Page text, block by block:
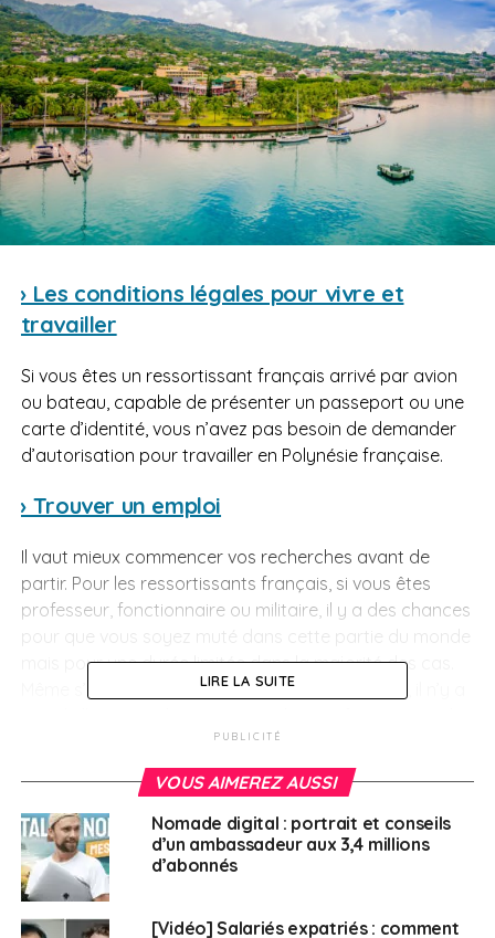
› Les conditions légales pour vivre et
travailler
Si vous êtes un ressortissant français arrivé par avion
ou bateau, capable de présenter un passeport ou une
carte d’identité, vous n’avez pas besoin de demander
d’autorisation pour travailler en Polynésie française.
› Trouver un emploi
Il vaut mieux commencer vos recherches avant de
partir. Pour les ressortissants français, si vous êtes
professeur, fonctionnaire ou militaire, il y a des chances
mais pour une durée limitée dans la majorité des cas.
Même s’il s’agit d’une collectivité liée à la France, il n’y a
est fort probable que les recruteurs aient une
préférence pour la population locale. L’île accueille
régulièrement des salons professionnels, propices pour
proposer votre CV et échanger des coordonnées.
N’oubliez pas la presse locale, dans laquelle vous
trouverez de nombreuses annonces pour des
recrutements précis.
LIRE LA SUITE
PUBLICITÉ
VOUS AIMEREZ AUSSI
Nomade digital : portrait et conseils
d’un ambassadeur aux 3,4 millions
d’abonnés
[Vidéo] Salariés expatriés : comment